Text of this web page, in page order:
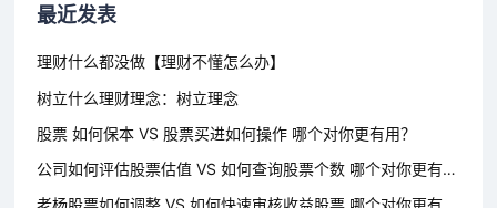
最近发表
理财什么都没做【理财不懂怎么办】
树立什么理财理念：树立理念
股票 如何保本 VS 股票买进如何操作 哪个对你更有用？
公司如何评估股票估值 VS 如何查询股票个数 哪个对你更有用？